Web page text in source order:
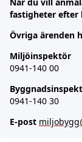
När du vill
fastigheter efter
Övriga ärenden
Miljöinspektör
0941-140 00
0941-140 30
E-post